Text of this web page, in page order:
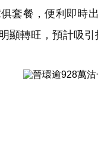
套餐，便利即時
顯轉旺，預計吸引